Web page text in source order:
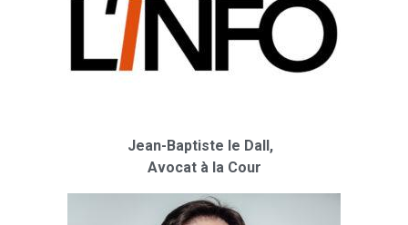
Jean-Baptiste le Dall,
Avocat à la Cour